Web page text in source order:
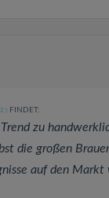
)FINDET:
zu
die großen
auf den Markt